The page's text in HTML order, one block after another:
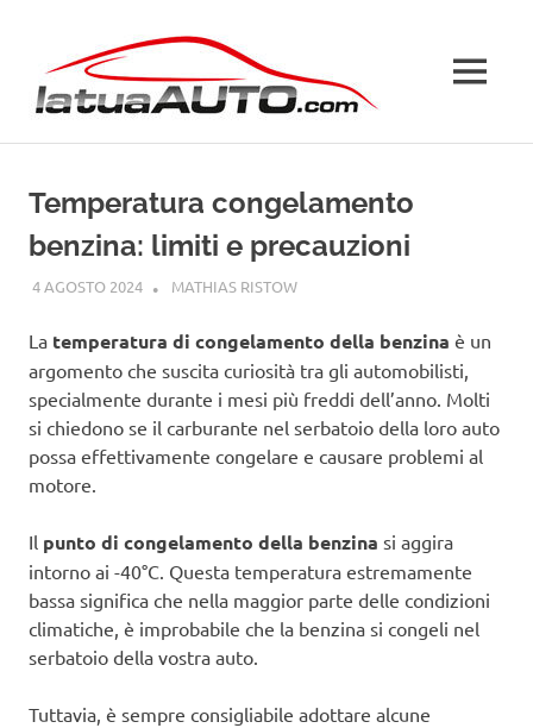
contenuto
MENU
Temperatura congelamento
benzina: limiti e precauzioni
4 AGOSTO 2024 MATHIAS RISTOWCURIOSITÀ AUTO
La temperatura di congelamento della benzina è un
argomento che suscita curiosità tra gli automobilisti,
specialmente durante i mesi più freddi dell’anno. Molti
si chiedono se il carburante nel serbatoio della loro auto
possa effettivamente congelare e causare problemi al
motore.
Il punto di congelamento della benzina si aggira
intorno ai -40°C. Questa temperatura estremamente
bassa significa che nella maggior parte delle condizioni
climatiche, è improbabile che la benzina si congeli nel
serbatoio della vostra auto.
Tuttavia, è sempre consigliabile adottare alcune